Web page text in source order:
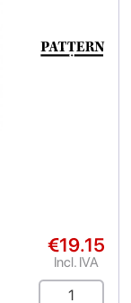
€19.15
Incl. IVA